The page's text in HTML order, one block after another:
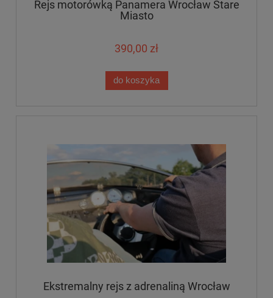
Rejs motorówką Panamera Wrocław Stare
Miasto
390,00 zł
do koszyka
Ekstremalny rejs z adrenaliną Wrocław